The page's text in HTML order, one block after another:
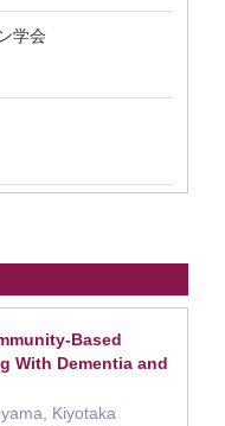
学会
With Dementia and
Kiyotaka